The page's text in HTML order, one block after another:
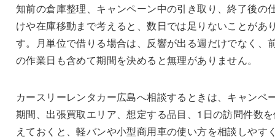
知前の倉庫整理、キャンペーン中の引き取り、終了後の
けや在庫移動まで考えると、数日では足りないことがあ
す。月単位で借りる場合は、反響が出る週だけでなく、
の作業日も含めて期間を決めると無理がありません。
カースリーレンタカー広島へ相談するときは、キャンペ
期間、出張買取エリア、想定する品目、1日の訪問件数
えておくと、軽バンや小型商用車の使い方を相談しやす